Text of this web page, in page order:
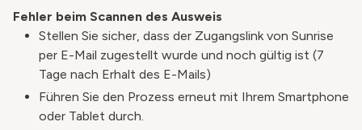
Fehler beim Scannen des Ausweis
Stellen Sie sicher, dass der Zugangslink von Sunrise
per E-Mail zugestellt wurde und noch gültig ist (7
Tage nach Erhalt des E-Mails)
Führen Sie den Prozess erneut mit Ihrem Smartphone
oder Tablet durch.